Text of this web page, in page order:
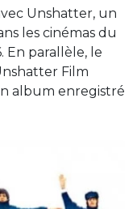
Unshatter, un
les cinémas du
En parallèle, le
Film
album enregistré